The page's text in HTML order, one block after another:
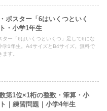
ポスター「6はいくつといく
・小学1年生
ター「6はいくつといくつ」足して6にな
学1年生。A4サイズとB4サイズ。無料で
す。
第1位×1桁の整数・筆算・小
｜練習問題｜小学4年生